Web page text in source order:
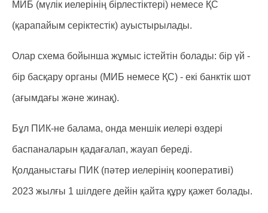
МИБ (мүлік иелерінің бірлестіктері) немесе ҚС
(қарапайым серіктестік) ауыстырылады.
Олар схема бойынша жұмыс істейтін болады: бір үй -
бір басқару органы (МИБ немесе ҚС) - екі банктік шот
(ағымдағы және жинақ).
Бұл ПИК-не балама, онда меншік иелері өздері
баспаналарын қадағалап, жауап береді.
Қолданыстағы ПИК (пәтер иелерінің кооперативі)
2023 жылғы 1 шілдеге дейін қайта құру қажет болады.